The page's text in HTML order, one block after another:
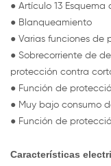
● Artículo 13
● Blanqueamiento
● Varias funciones
● Sobrecorriente de
protección contra
● Función de
● Muy bajo consumo
● Función de
Características